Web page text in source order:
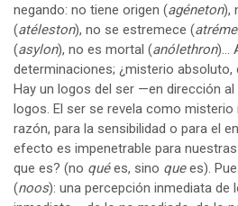
negando: no tiene origen (agéneton),
(atéleston), no se estremece (
(asylon), no es mortal (anólethron)…
determinaciones; ¿misterio
Hay un logos del ser —en dirección
logos. El ser se revela como misterio
razón, para la sensibilidad o para el
efecto es impenetrable para
que es? (no quées, sino quees).
(noos): una percepción inmediata de